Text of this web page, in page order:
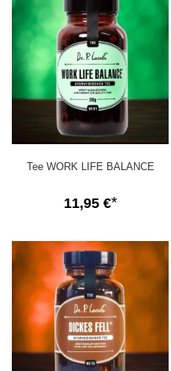
Tee WORK LIFE BALANCE
11,95 €